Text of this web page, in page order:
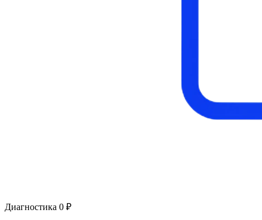
Диагностика 0 ₽